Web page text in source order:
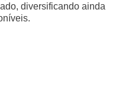
diversificando ainda